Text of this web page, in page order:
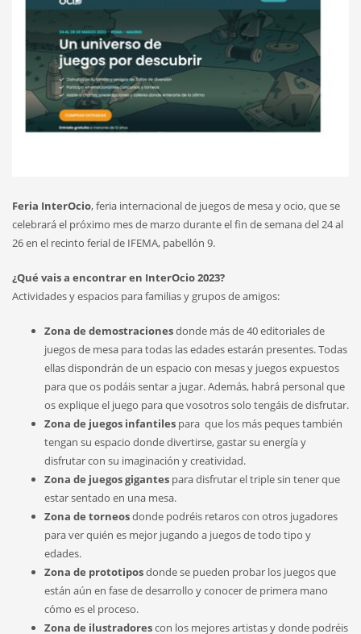
Feria InterOcio, feria internacional de juegos de mesa y ocio, que se
celebrará el próximo mes de marzo durante el fin de semana del 24 al
26 en el recinto ferial de IFEMA, pabellón 9.
¿Qué vais a encontrar en InterOcio 2023?
Actividades y espacios para familias y grupos de amigos:
Zona de demostracionesdonde más de 40 editoriales de
juegos de mesa para todas las edades estarán presentes. Todas
ellas dispondrán de un espacio con mesas y juegos expuestos
para que os podáis sentar a jugar. Además, habrá personal que
os explique el juego para que vosotros solo tengáis de disfrutar.
Zona de juegos infantiles para que los más peques también
tengan su espacio donde divertirse, gastar su energía y
disfrutar con su imaginación y creatividad.
Zona de juegos gigantes para disfrutar el triple sin tener que
estar sentado en una mesa.
Zona de torneosdonde podréis retaros con otros jugadores
para ver quién es mejor jugando a juegos de todo tipo y
edades.
Zona de prototiposdonde se pueden probar los juegos que
están aún en fase de desarrollo y conocer de primera mano
cómo es el proceso.
Zona de ilustradorescon los mejores artistas y donde podréis